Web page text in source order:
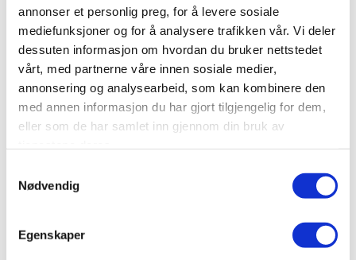
annonser et personlig preg, for å levere sosiale
mediefunksjoner og for å analysere trafikken vår. Vi deler
dessuten informasjon om hvordan du bruker nettstedet
vårt, med partnerne våre innen sosiale medier,
annonsering og analysearbeid, som kan kombinere den
med annen informasjon du har gjort tilgjengelig for dem,
eller som de har samlet inn gjennom din bruk av
Nødvendig
Egenskaper
SEND